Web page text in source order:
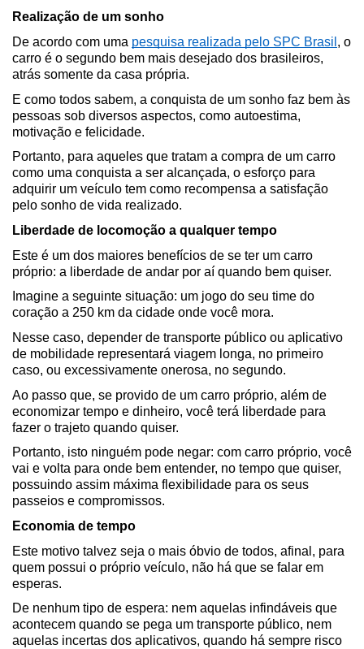
Realização de um sonho
De acordo com uma pesquisa realizada pelo SPC Brasil , o
carro é o segundo bem mais desejado dos brasileiros,
atrás somente da casa própria.
E como todos sabem, a conquista de um sonho faz bem às
pessoas sob diversos aspectos, como autoestima,
motivação e felicidade.
Portanto, para aqueles que tratam a compra de um carro
como uma conquista a ser alcançada, o esforço para
adquirir um veículo tem como recompensa a satisfação
pelo sonho de vida realizado.
Liberdade de locomoção a qualquer tempo
Este é um dos maiores benefícios de se ter um carro
próprio: a liberdade de andar por aí quando bem quiser.
Imagine a seguinte situação: um jogo do seu time do
coração a 250 km da cidade onde você mora.
Nesse caso, depender de transporte público ou aplicativo
de mobilidade representará viagem longa, no primeiro
caso, ou excessivamente onerosa, no segundo.
Ao passo que, se provido de um carro próprio, além de
economizar tempo e dinheiro, você terá liberdade para
fazer o trajeto quando quiser.
Portanto, isto ninguém pode negar: com carro próprio, você
vai e volta para onde bem entender, no tempo que quiser,
possuindo assim máxima flexibilidade para os seus
passeios e compromissos.
Economia de tempo
Este motivo talvez seja o mais óbvio de todos, afinal, para
quem possui o próprio veículo, não há que se falar em
esperas.
De nenhum tipo de espera: nem aquelas infindáveis que
acontecem quando se pega um transporte público, nem
aquelas incertas dos aplicativos, quando há sempre risco